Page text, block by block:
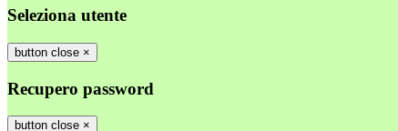
Seleziona utente
button close ×
Recupero password
button close ×